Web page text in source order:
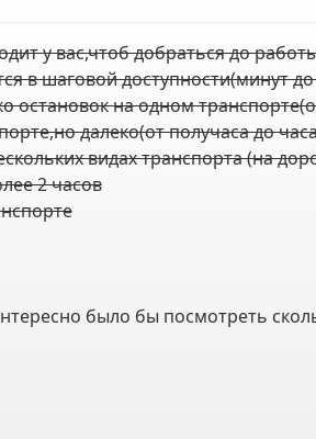
у вас,чтоб добраться до
в шаговой доступности(минут
остановок на одном
далеко(от получаса до
видах транспорта (на
2 часов
было бы посмотреть